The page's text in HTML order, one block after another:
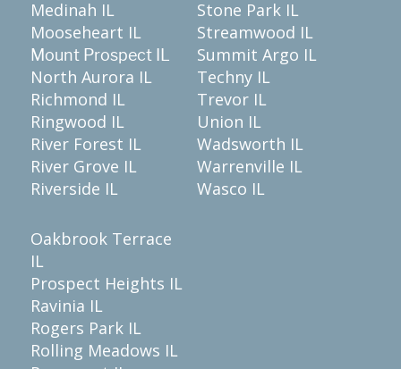
Medinah IL
Mooseheart IL
Mount Prospect IL
North Aurora IL
Richmond IL
Ringwood IL
River Forest IL
River Grove IL
Riverside IL
Stone Park IL
Streamwood IL
Summit Argo IL
Techny IL
Trevor IL
Union IL
Wadsworth IL
Warrenville IL
Wasco IL
Oakbrook Terrace
IL
Prospect Heights IL
Ravinia IL
Rogers Park IL
Rolling Meadows IL